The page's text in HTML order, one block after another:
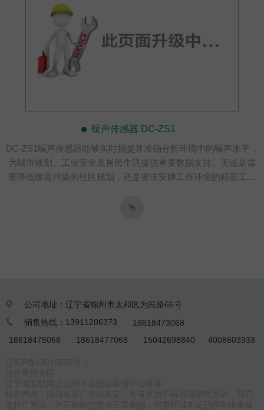
噪声传感器 DC-ZS1
DC-ZS1噪声传感器能够实时捕捉并准确分析环境中的噪声水平，
为城市规划、工业安全及居民生活提供重要数据支持。无论是需
要降低噪音污染的社区规划，还是要求安静工作环境的精密工业
打造更加舒适、宁静的生活环境。选择噪声传感器，选择对声音
 公司地址：辽宁省锦州市太和区为民路66号
 销售热线：13911206373
18618473068
18618475068
18618477068 15042698840 4008603933